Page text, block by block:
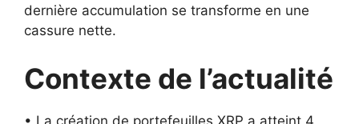
dernière accumulation se transforme en une
cassure nette.
Contexte de l’actualité
• La création de portefeuilles XRP a atteint 4